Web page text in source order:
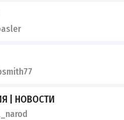
| НОВОСТИ